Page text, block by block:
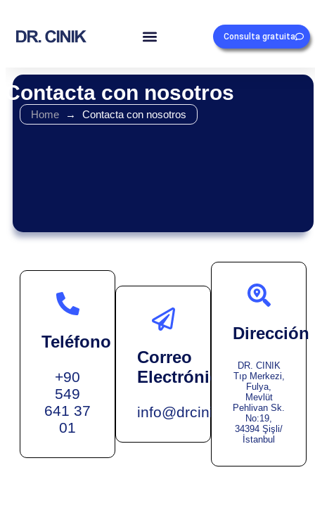
Consulta gratuita
Contacta con nosotros
Home → Contacta con nosotros
Teléfono
+90
549
641 37
01
Correo
Electrónico
info@drcinik.com
Dirección
DR. CINIK
Tıp Merkezi,
Fulya,
Mevlüt
Pehlivan Sk.
No:19,
34394 Şişli/
İstanbul